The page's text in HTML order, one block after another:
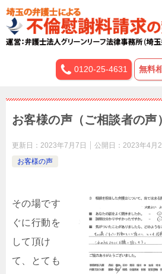
0120-25-4631 無料
お客様の声（ご相談者の声
更新日： 2023年7月7日 公開日： 2023年4月
お客様の声
その場です
ぐに行動を
して頂け
て、とても